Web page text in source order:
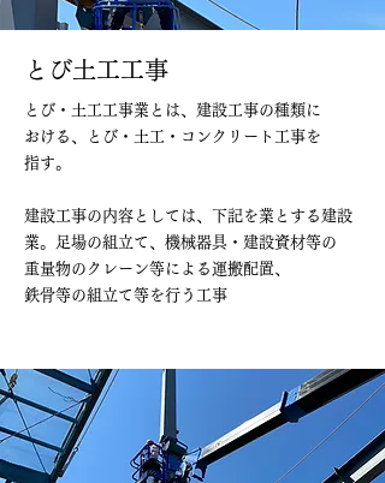
​とび土工工事
とび・土工工事業とは、建設工事の種類に
おける、とび・土工・コンクリート工事を
指す。
建設工事の内容としては、下記を業とする建設
業。足場の組立て、機械器具・建設資材等の
重量物のクレーン等による運搬配置、
鉄骨等の組立て等を行う工事